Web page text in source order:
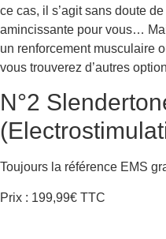
ce cas, il s’agit sans doute
amincissante pour vous…
un renforcement musculaire
vous trouverez d’autres
N°2
Toujours la référence EMS
Prix : 199,99€ TTC